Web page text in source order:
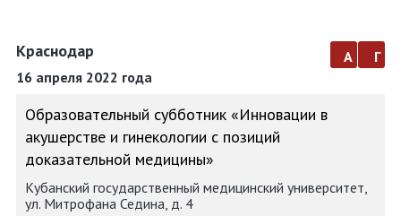
Краснодар
16 апреля 2022 года
а г
Образовательный субботник «Инновации в
акушерстве и гинекологии с позиций
доказательной медицины»
Кубанский государственный медицинский университет,
ул. Митрофана Седина, д. 4